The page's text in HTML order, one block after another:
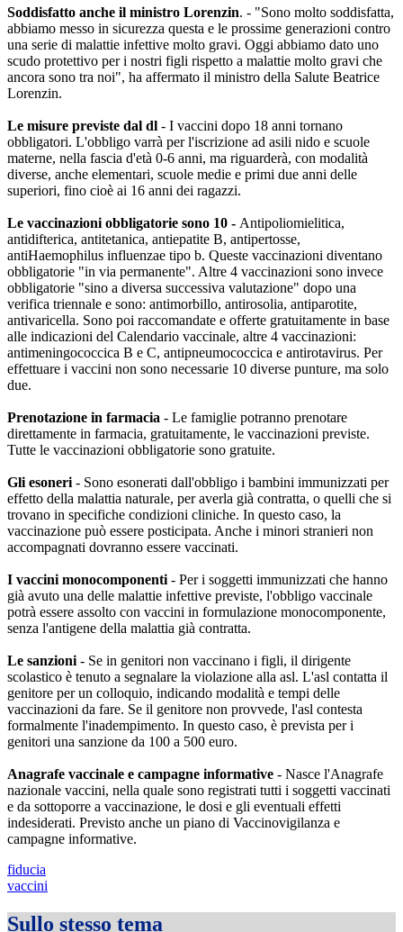
Soddisfatto anche il ministro Lorenzin. - "Sono molto soddisfatta,
abbiamo messo in sicurezza questa e le prossime generazioni contro
una serie di malattie infettive molto gravi. Oggi abbiamo dato uno
scudo protettivo per i nostri figli rispetto a malattie molto gravi che
ancora sono tra noi", ha affermato il ministro della Salute Beatrice
Lorenzin.
Le misure previste dal dl - I vaccini dopo 18 anni tornano
obbligatori. L'obbligo varrà per l'iscrizione ad asili nido e scuole
materne, nella fascia d'età 0-6 anni, ma riguarderà, con modalità
diverse, anche elementari, scuole medie e primi due anni delle
superiori, fino cioè ai 16 anni dei ragazzi.
Le vaccinazioni obbligatorie sono 10 - Antipoliomielitica,
antidifterica, antitetanica, antiepatite B, antipertosse,
antiHaemophilus influenzae tipo b. Queste vaccinazioni diventano
obbligatorie "in via permanente". Altre 4 vaccinazioni sono invece
obbligatorie "sino a diversa successiva valutazione" dopo una
verifica triennale e sono: antimorbillo, antirosolia, antiparotite,
antivaricella. Sono poi raccomandate e offerte gratuitamente in base
alle indicazioni del Calendario vaccinale, altre 4 vaccinazioni:
antimeningococcica B e C, antipneumococcica e antirotavirus. Per
effettuare i vaccini non sono necessarie 10 diverse punture, ma solo
due.
Prenotazione in farmacia - Le famiglie potranno prenotare
direttamente in farmacia, gratuitamente, le vaccinazioni previste.
Tutte le vaccinazioni obbligatorie sono gratuite.
Gli esoneri - Sono esonerati dall'obbligo i bambini immunizzati per
effetto della malattia naturale, per averla già contratta, o quelli che si
trovano in specifiche condizioni cliniche. In questo caso, la
vaccinazione può essere posticipata. Anche i minori stranieri non
accompagnati dovranno essere vaccinati.
I vaccini monocomponenti - Per i soggetti immunizzati che hanno
già avuto una delle malattie infettive previste, l'obbligo vaccinale
potrà essere assolto con vaccini in formulazione monocomponente,
senza l'antigene della malattia già contratta.
Le sanzioni - Se in genitori non vaccinano i figli, il dirigente
scolastico è tenuto a segnalare la violazione alla asl. L'asl contatta il
genitore per un colloquio, indicando modalità e tempi delle
vaccinazioni da fare. Se il genitore non provvede, l'asl contesta
formalmente l'inadempimento. In questo caso, è prevista per i
genitori una sanzione da 100 a 500 euro.
Anagrafe vaccinale e campagne informative - Nasce l'Anagrafe
nazionale vaccini, nella quale sono registrati tutti i soggetti vaccinati
e da sottoporre a vaccinazione, le dosi e gli eventuali effetti
indesiderati. Previsto anche un piano di Vaccinovigilanza e
campagne informative.
fiducia
vaccini
Sullo stesso tema